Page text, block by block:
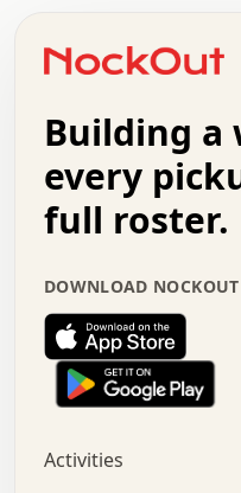
+   .   .   .   .   .
.   .   .   .   .   .
.   .   .   .   +
.   :   .   .   .   .
.   .   x   .   .
.   .   .   .   :   .
.   .   .   .   .   .
.   .   .   .   .   .
.   .   .   .   .   :
.   .   .   .   .   .
.   .   :   o   .
.   o   .   .   .   .
+   .   o   .   .
Building a
every
full roster.
DOWNLOAD NOCKOUT
Activities